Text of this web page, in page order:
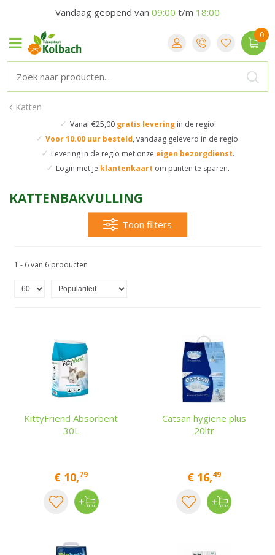
Katten
✓ Vanaf €25,00 gratis leveringin de regio!
✓ Voor 10.00 uur besteld, vandaag geleverd in de regio.
✓ Levering in de regio met onze eigen bezorgdienst.
✓ Login met je klantenkaart om punten te sparen.
Vandaag geopend van 09:00 t/m 18:00
KATTENBAKVULLING
Toon filters
1 - 6 van 6 producten
KittyFriend Absorbent
30L
€ 10,79
Catsan hygiene plus
20ltr
€ 16,49